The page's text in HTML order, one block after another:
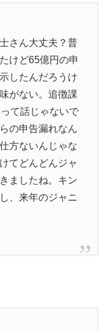
さん大丈夫？普
けど65億円の申
したんだろうけ
がない。追徴課
て話じゃないで
の申告漏れなん
方ないんじゃな
てどんどんジャ
ましたね。キン
、来年のジャニ